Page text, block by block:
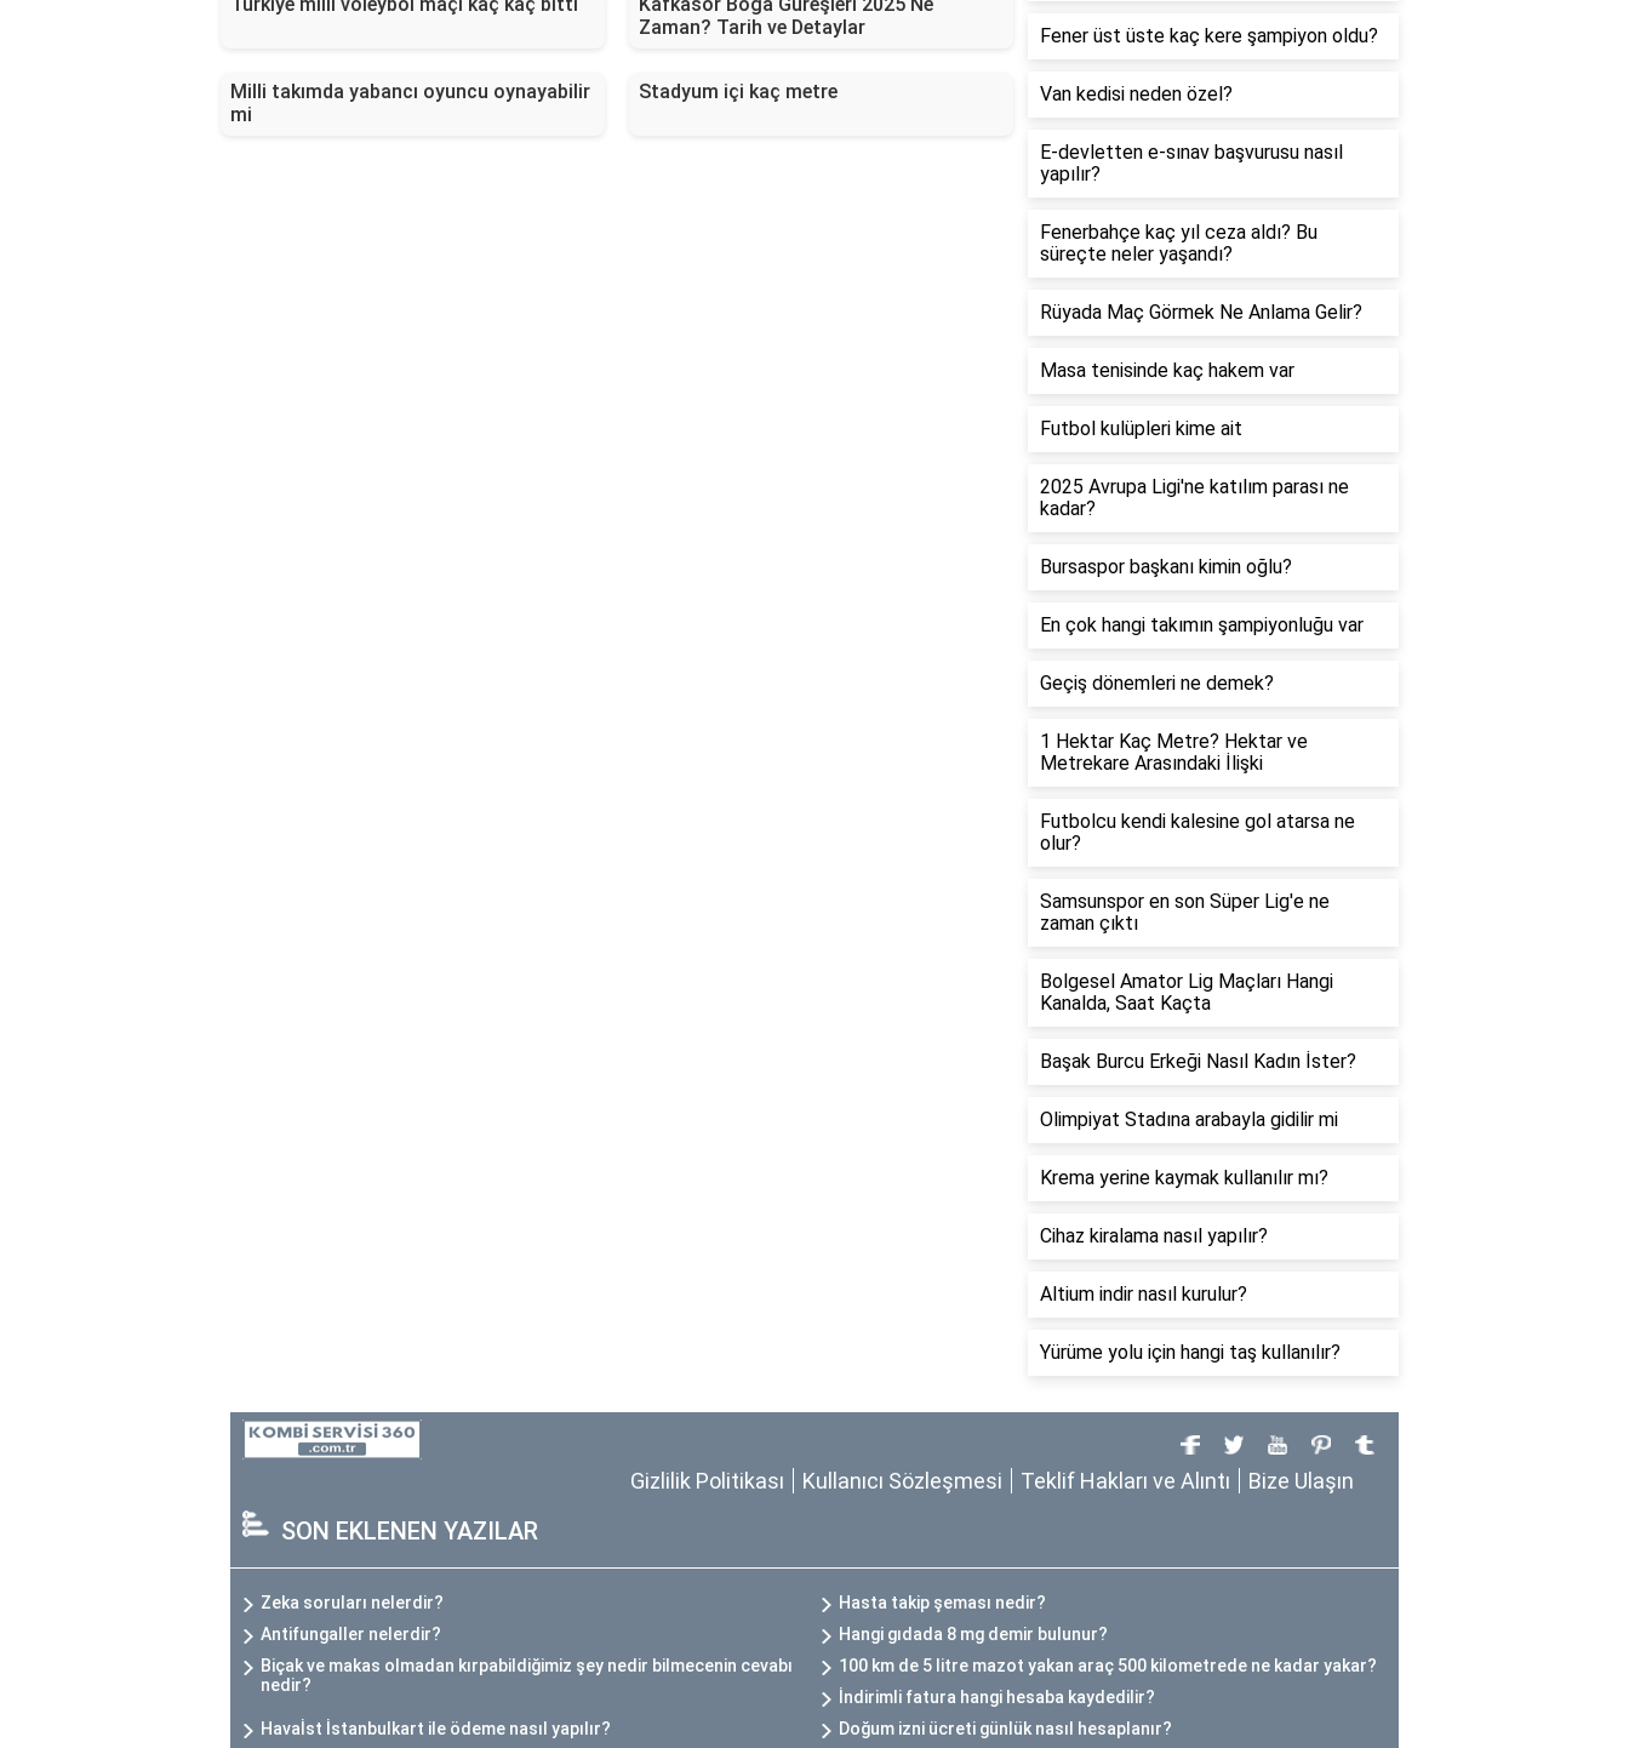
Zaman? Tarih ve Detaylar
Milli takımda yabancı oyuncu oynayabilir
mi
Stadyum içi kaç metre
Fener üst üste kaç kere şampiyon oldu?
Van kedisi neden özel?
E-devletten e-sınav başvurusu nasıl
yapılır?
Fenerbahçe kaç yıl ceza aldı? Bu
süreçte neler yaşandı?
Rüyada Maç Görmek Ne Anlama Gelir?
Masa tenisinde kaç hakem var
Futbol kulüpleri kime ait
2025 Avrupa Ligi'ne katılım parası ne
kadar?
Bursaspor başkanı kimin oğlu?
En çok hangi takımın şampiyonluğu var
Geçiş dönemleri ne demek?
1 Hektar Kaç Metre? Hektar ve
Metrekare Arasındaki İlişki
Futbolcu kendi kalesine gol atarsa ne
olur?
Samsunspor en son Süper Lig'e ne
zaman çıktı
Bolgesel Amator Lig Maçları Hangi
Kanalda, Saat Kaçta
Başak Burcu Erkeği Nasıl Kadın İster?
Olimpiyat Stadına arabayla gidilir mi
Krema yerine kaymak kullanılır mı?
Cihaz kiralama nasıl yapılır?
Altium indir nasıl kurulur?
Yürüme yolu için hangi taş kullanılır?
Gizlilik Politikası Kullanıcı Sözleşmesi Teklif Hakları ve Alıntı Bize Ulaşın
SON EKLENEN YAZILAR
Zeka soruları nelerdir?
Hasta takip şeması nedir?
Antifungaller nelerdir?
Hangi gıdada 8 mg demir bulunur?
Biçak ve makas olmadan kırpabildiğimiz şey nedir bilmecenin cevabı
nedir?
100 km de 5 litre mazot yakan araç 500 kilometrede ne kadar yakar?
İndirimli fatura hangi hesaba kaydedilir?
Havaİst İstanbulkart ile ödeme nasıl yapılır?
Doğum izni ücreti günlük nasıl hesaplanır?